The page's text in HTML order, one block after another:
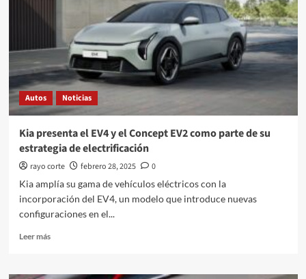
Autos Noticias
Kia presenta el EV4 y el Concept EV2 como parte de su
estrategia de electrificación
rayo corte febrero 28, 2025
0
Kia amplía su gama de vehículos eléctricos con la
incorporación del EV4, un modelo que introduce nuevas
configuraciones en el...
Leer másLeer
Kia